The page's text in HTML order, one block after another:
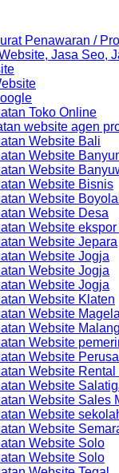
Penawaran /
Jasa Seo,
Toko Online
website agen
Website Bali
Website
Website
Website Bisnis
Website
Website Desa
Website
Website Jepara
Website Jogja
Website Jogja
Website Jogja
Website Klaten
Website
Website Malang
Website
Website
Website Rental
Website
Website Sales
Website
Website
Website Solo
Website Solo